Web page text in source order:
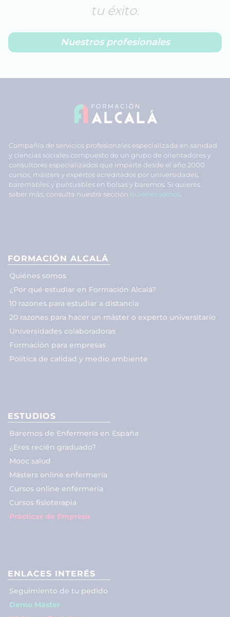
tu éxito.
Nuestros profesionales
Compañía de servicios profesionales especializada en sanidad
y ciencias sociales compuesto de un grupo de orientadores y
consultores especializados que imparte desde el año 2000
cursos, másters y expertos acreditados por universidades,
baremables y puntuables en bolsas y baremos. Si quieres
saber más, consulta nuestra sección quiénes somos
FORMACIÓN ALCALÁ
Quiénes somos
¿Por qué estudiar en Formación Alcalá?
10 razones para estudiar a distancia
20 razones para hacer un máster o experto universitario
Universidades colaboradoras
Formación para empresas
Política de calidad y medio ambiente
ESTUDIOS
Baremos de Enfermería en España
¿Eres recién graduado?
Mooc salud
Másters online enfermería
Cursos online enfermería
Cursos fisioterapia
Prácticas de Empresa
ENLACES INTERÉS
Seguimiento de tu pedido
Demo Máster